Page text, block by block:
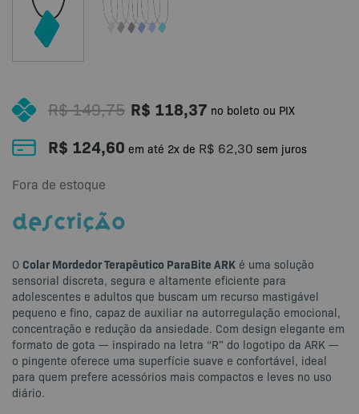
R$149,75 R$ 118,37 no boleto ou PIX
R$ 124,60 em até 2x de R$ 62,30 sem juros
Fora de estoque
DESCRIÇÃO
O Colar Mordedor Terapêutico ParaBite ARK é uma solução
sensorial discreta, segura e altamente eficiente para
adolescentes e adultos que buscam um recurso mastigável
pequeno e fino, capaz de auxiliar na autorregulação emocional,
concentração e redução da ansiedade. Com design elegante em
formato de gota — inspirado na letra “R” do logotipo da ARK —
o pingente oferece uma superfície suave e confortável, ideal
para quem prefere acessórios mais compactos e leves no uso
diário.